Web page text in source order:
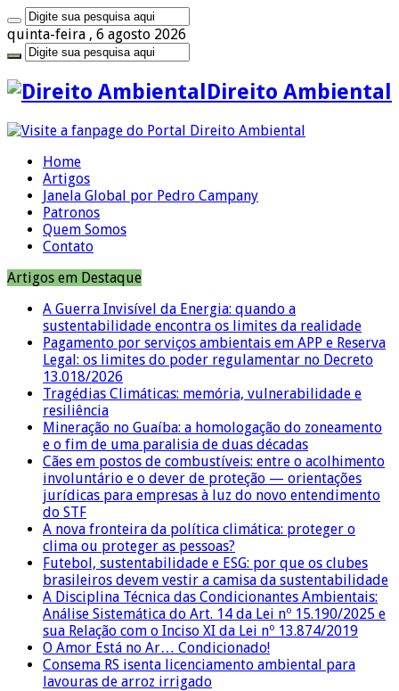
quinta-feira , 6 agosto 2026
Direito Ambiental
Home
Artigos
Janela Global por Pedro Campany
Patronos
Quem Somos
Contato
Artigos em Destaque
A Guerra Invisível da Energia: quando a
sustentabilidade encontra os limites da realidade
Pagamento por serviços ambientais em APP e Reserva
Legal: os limites do poder regulamentar no Decreto
13.018/2026
Tragédias Climáticas: memória, vulnerabilidade e
resiliência
Mineração no Guaíba: a homologação do zoneamento
e o fim de uma paralisia de duas décadas
Cães em postos de combustíveis: entre o acolhimento
involuntário e o dever de proteção — orientações
jurídicas para empresas à luz do novo entendimento
do STF
A nova fronteira da política climática: proteger o
clima ou proteger as pessoas?
Futebol, sustentabilidade e ESG: por que os clubes
brasileiros devem vestir a camisa da sustentabilidade
A Disciplina Técnica das Condicionantes Ambientais:
Análise Sistemática do Art. 14 da Lei nº 15.190/2025 e
sua Relação com o Inciso XI da Lei nº 13.874/2019
O Amor Está no Ar… Condicionado!
Consema RS isenta licenciamento ambiental para
lavouras de arroz irrigado